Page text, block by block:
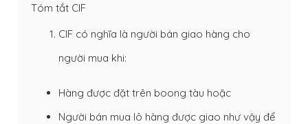
​Tóm tắt CIF
CIF có nghĩa là người bán giao hàng cho
người mua khi:
Hàng được đặt trên boong tàu hoặc
Người bán mua lô hàng được giao như vậy để